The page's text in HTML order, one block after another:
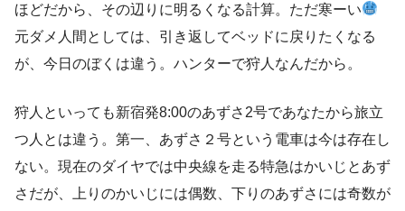
ほどだから、その辺りに明るくなる計算。ただ寒ーい
元ダメ人間としては、引き返してベッドに戻りたくなる
が、今日のぼくは違う。ハンターで狩人なんだから。
狩人といっても新宿発8:00のあずさ2号であなたから旅立
つ人とは違う。第一、あずさ２号という電車は今は存在し
ない。現在のダイヤでは中央線を走る特急はかいじとあず
さだが、上りのかいじには偶数、下りのあずさには奇数が